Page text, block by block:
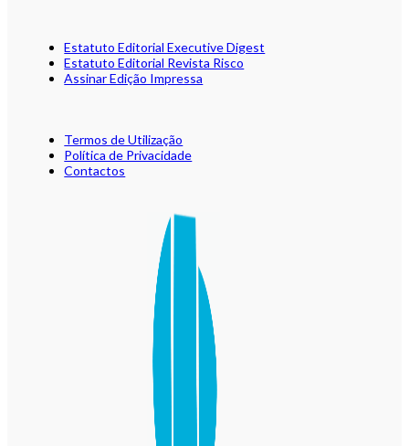
Estatuto Editorial Executive Digest
Estatuto Editorial Revista Risco
Assinar Edição Impressa
Termos de Utilização
Política de Privacidade
Contactos